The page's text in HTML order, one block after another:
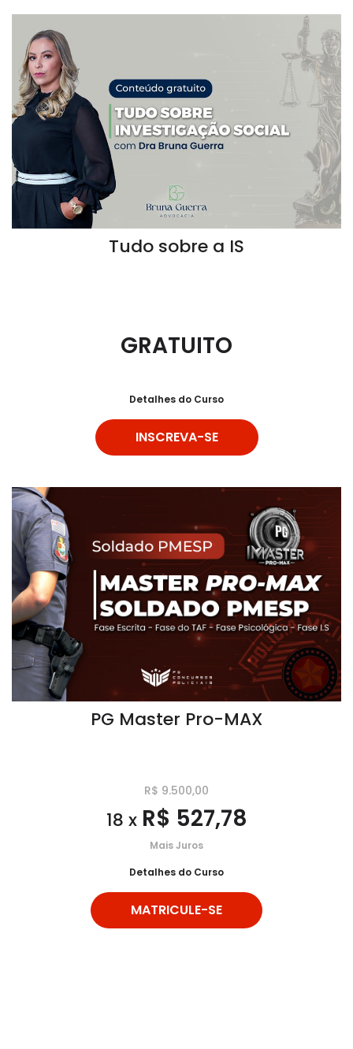
Tudo sobre a IS
GRATUITO
Detalhes do Curso
INSCREVA-SE
PG Master Pro-MAX
R$ 9.500,00
18 x R$ 527,78
Mais Juros
Detalhes do Curso
MATRICULE-SE